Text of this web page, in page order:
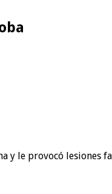
y le provocó lesiones